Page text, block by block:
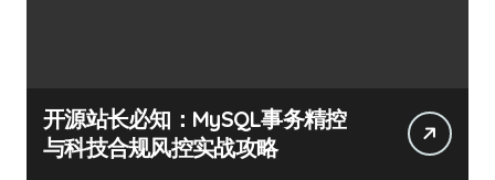
开源站长必知：MySQL事务精控
与科技合规风控实战攻略